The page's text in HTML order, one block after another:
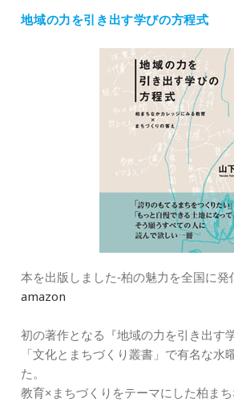
リ
地域の力を引き出す学びの方程式
本を出版しました‐柏の魅力を全国に発
amazon
初の著作となる『地域の力を引き出す
「文化とまちづくり叢書」で有名な水
た。
教育×まちづくりをテーマにした柏ま